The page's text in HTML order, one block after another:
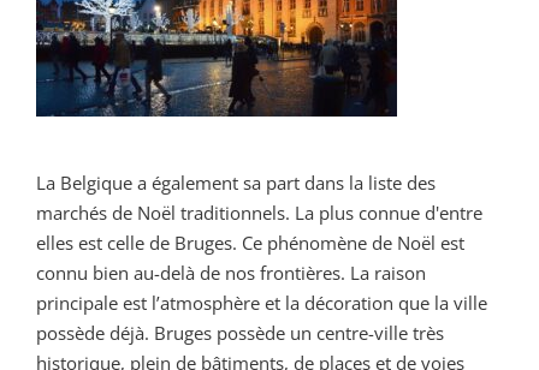
La Belgique a également sa part dans la liste des
marchés de Noël traditionnels. La plus connue d'entre
elles est celle de Bruges. Ce phénomène de Noël est
connu bien au-delà de nos frontières. La raison
principale est l’atmosphère et la décoration que la ville
possède déjà. Bruges possède un centre-ville très
historique, plein de bâtiments, de places et de voies